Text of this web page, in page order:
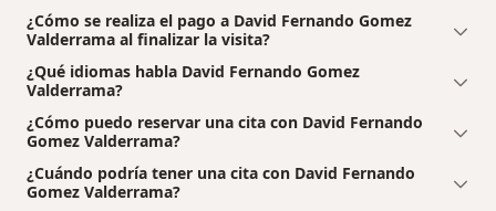
¿Cómo se realiza el pago a David Fernando Gomez
Valderrama al finalizar la visita?
¿Qué idiomas habla David Fernando Gomez
Valderrama?
¿Cómo puedo reservar una cita con David Fernando
Gomez Valderrama?
¿Cuándo podría tener una cita con David Fernando
Gomez Valderrama?